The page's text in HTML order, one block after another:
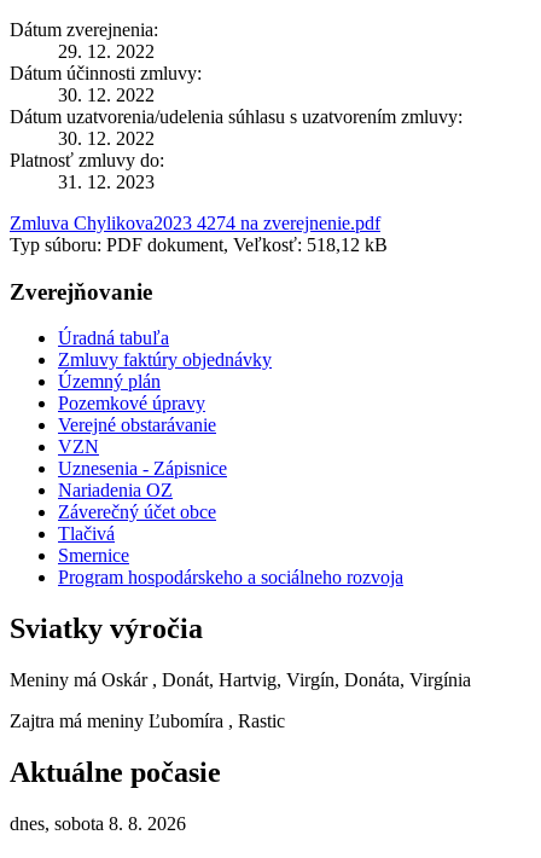
Dátum zverejnenia:
29. 12. 2022
Dátum účinnosti zmluvy:
30. 12. 2022
Dátum uzatvorenia/udelenia súhlasu s uzatvorením zmluvy:
30. 12. 2022
Platnosť zmluvy do:
31. 12. 2023
Zmluva Chylikova2023 4274 na zverejnenie.pdf
Typ súboru: PDF dokument, Veľkosť: 518,12 kB
Zverejňovanie
Úradná tabuľa
Zmluvy faktúry objednávky
Územný plán
Pozemkové úpravy
Verejné obstarávanie
VZN
Uznesenia - Zápisnice
Nariadenia OZ
Záverečný účet obce
Tlačivá
Smernice
Program hospodárskeho a sociálneho rozvoja
Sviatky výročia
Meniny má Oskár , Donát, Hartvig, Virgín, Donáta, Virgínia
Zajtra má meniny Ľubomíra , Rastic
Aktuálne počasie
dnes, sobota 8. 8. 2026